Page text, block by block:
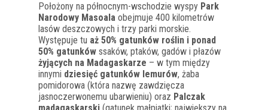
Położony na północnym-wschodzie wyspy Park
Narodowy Masoala obejmuje 400 kilometrów
lasów deszczowych i trzy parki morskie.
Występuje tu aż 50% gatunków roślin i ponad
50% gatunków ssaków, ptaków, gadów i płazów
żyjących na Madagaskarze – w tym między
innymi dziesięć gatunków lemurów, żaba
pomidorowa (która nazwę zawdzięcza
jasnoczerwonemu ubarwieniu) oraz Palczak